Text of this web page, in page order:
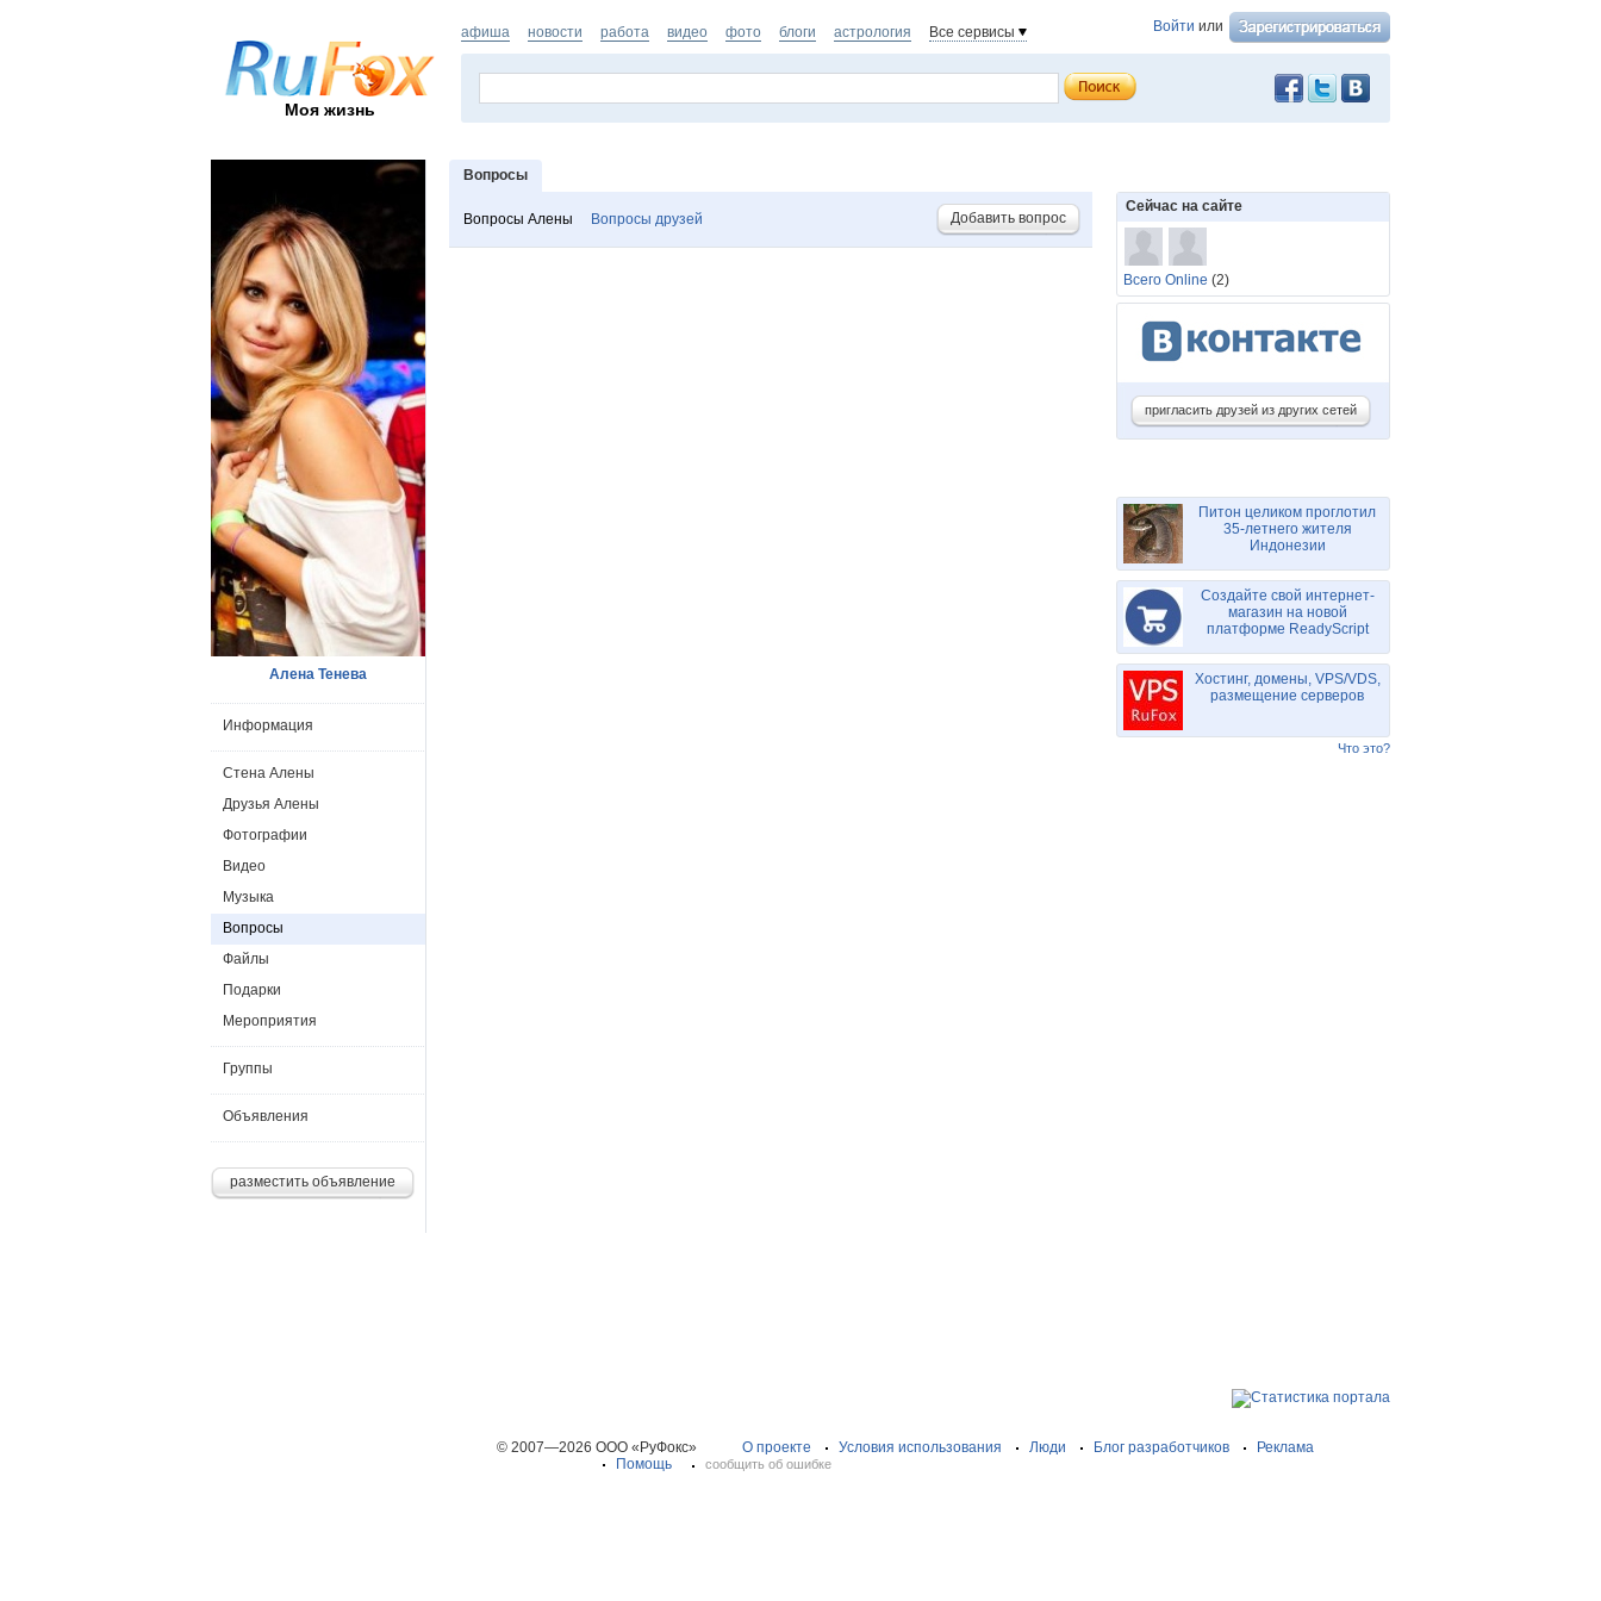
Моя жизнь
Войти или
афиша новости работа видео фото блоги астрология Все сервисы
Вопросы
Вопросы Алены Вопросы друзей Добавить вопрос
Алена Тенева
Информация
Стена Алены
Друзья Алены
Фотографии
Видео
Музыка
Вопросы
Файлы
Подарки
Мероприятия
Группы
Объявления
разместить объявление
Сейчас на сайте
Всего Online (2)
пригласить друзей из других сетей
Питон целиком проглотил
35-летнего жителя
Индонезии
Создайте свой интернет-
магазин на новой
платформе ReadyScript
Хостинг, домены, VPS/VDS,
размещение серверов
Что это?
© 2007—2026 ООО «РуФокс» О проекте Условия использования Люди Блог разработчиков
Реклама
Помощь
сообщить об ошибке